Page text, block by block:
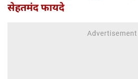
सेहतमंद फायदे